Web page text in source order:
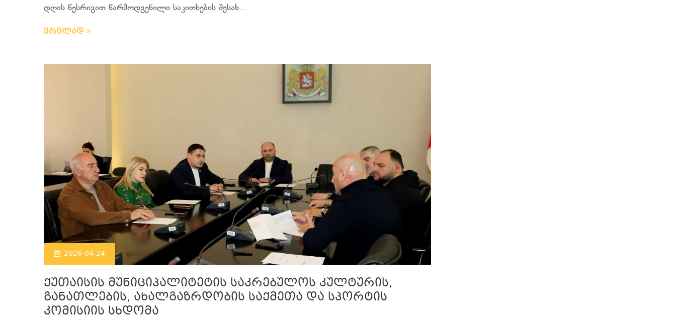
დღის წესრიგით წარმოდგენილი საკითხების შესახ...
ვრცლად
2026-04-24
ქუთაისის მუნიციპალიტეტის საკრებულოს კულტურის,
განათლების, ახალგაზრდობის საქმეთა და სპორტის
კომისიის სხდომა